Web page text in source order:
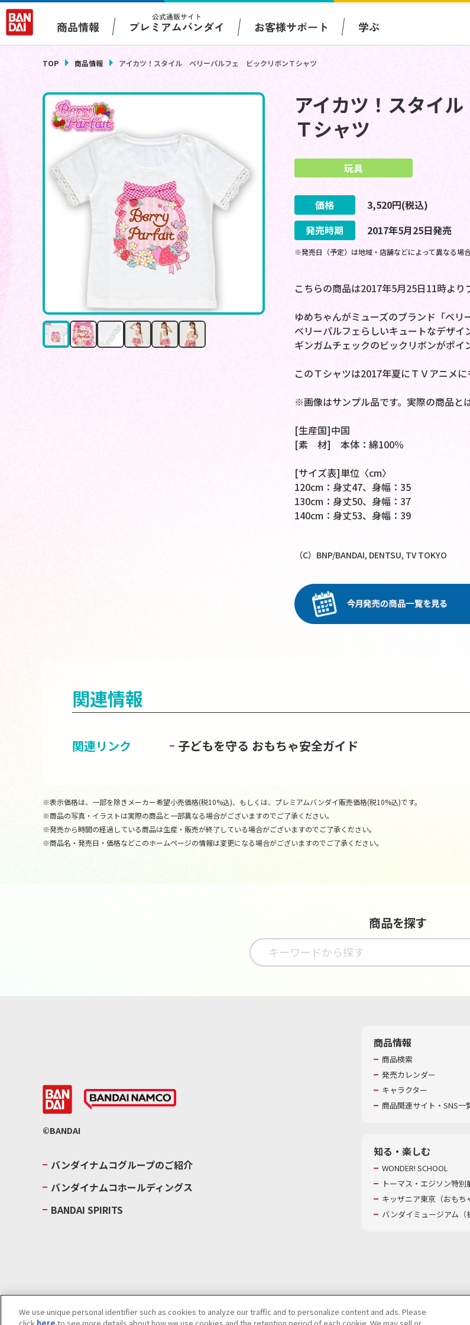
商品情報
公式通販サイト
プレミアムバンダイ お客様サポート 学ぶ
TOP 商品情報 アイカツ！スタイル ベリーパルフェ ビックリボンＴシャツ
アイカツ！スタイ
Ｔシャツ
玩具
価格 3,520円(税込)
発売時期
2017年5月25日発売
※発売日（予定）は地域・店舗などによって異なる場
こちらの商品は2017年5月25日11時より
ゆめちゃんがミューズのブランド「ベリ
ベリーパルフェらしいキュートなデザ
ギンガムチェックのビックリボンがポイ
このＴシャツは2017年夏にＴＶアニメ
※画像はサンプル品です。実際の商品と
[生産国]中国
[素 材] 本体：綿100％
[サイズ表]単位〈cm〉
120cm：身丈47、身幅：35
130cm：身丈50、身幅：37
140cm：身丈53、身幅：39
（C）BNP/BANDAI, DENTSU, TV TOKYO
関連情報
関連リンク 子どもを守る おもちゃ安全ガイド
※表示価格は、一部を除きメーカー希望小売価格(税10%込)、もしくは、プレミアムバンダイ販売価格(税10%込)です。
※商品の写真・イラストは実際の商品と一部異なる場合がございますのでご了承ください。
※発売から時間の経過している商品は生産・販売が終了している場合がございますのでご了承ください。
※商品名・発売日・価格などこのホームページの情報は変更になる場合がございますのでご了承ください。
商品を探す
©BANDAI
バンダイナムコグループのご紹介
バンダイナムコホールディングス
BANDAI SPIRITS
商品情報
商品検索
発売カレンダー
キャラクター
商品関連サイト・SNS一
知る・楽しむ
WONDER! SCHOOL
トーマス・エジソン特別
キッザニア東京（おもち
バンダイミュージアム（
We use unique personal identifier such as cookies to analyze our traffic and to personalize content and ads. Please